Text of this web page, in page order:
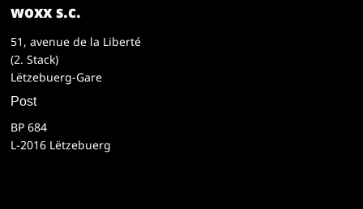
woxx s.c.
51, avenue de la Liberté
(2. Stack)
Lëtzebuerg-Gare
Post
BP 684
L-2016 Lëtzebuerg